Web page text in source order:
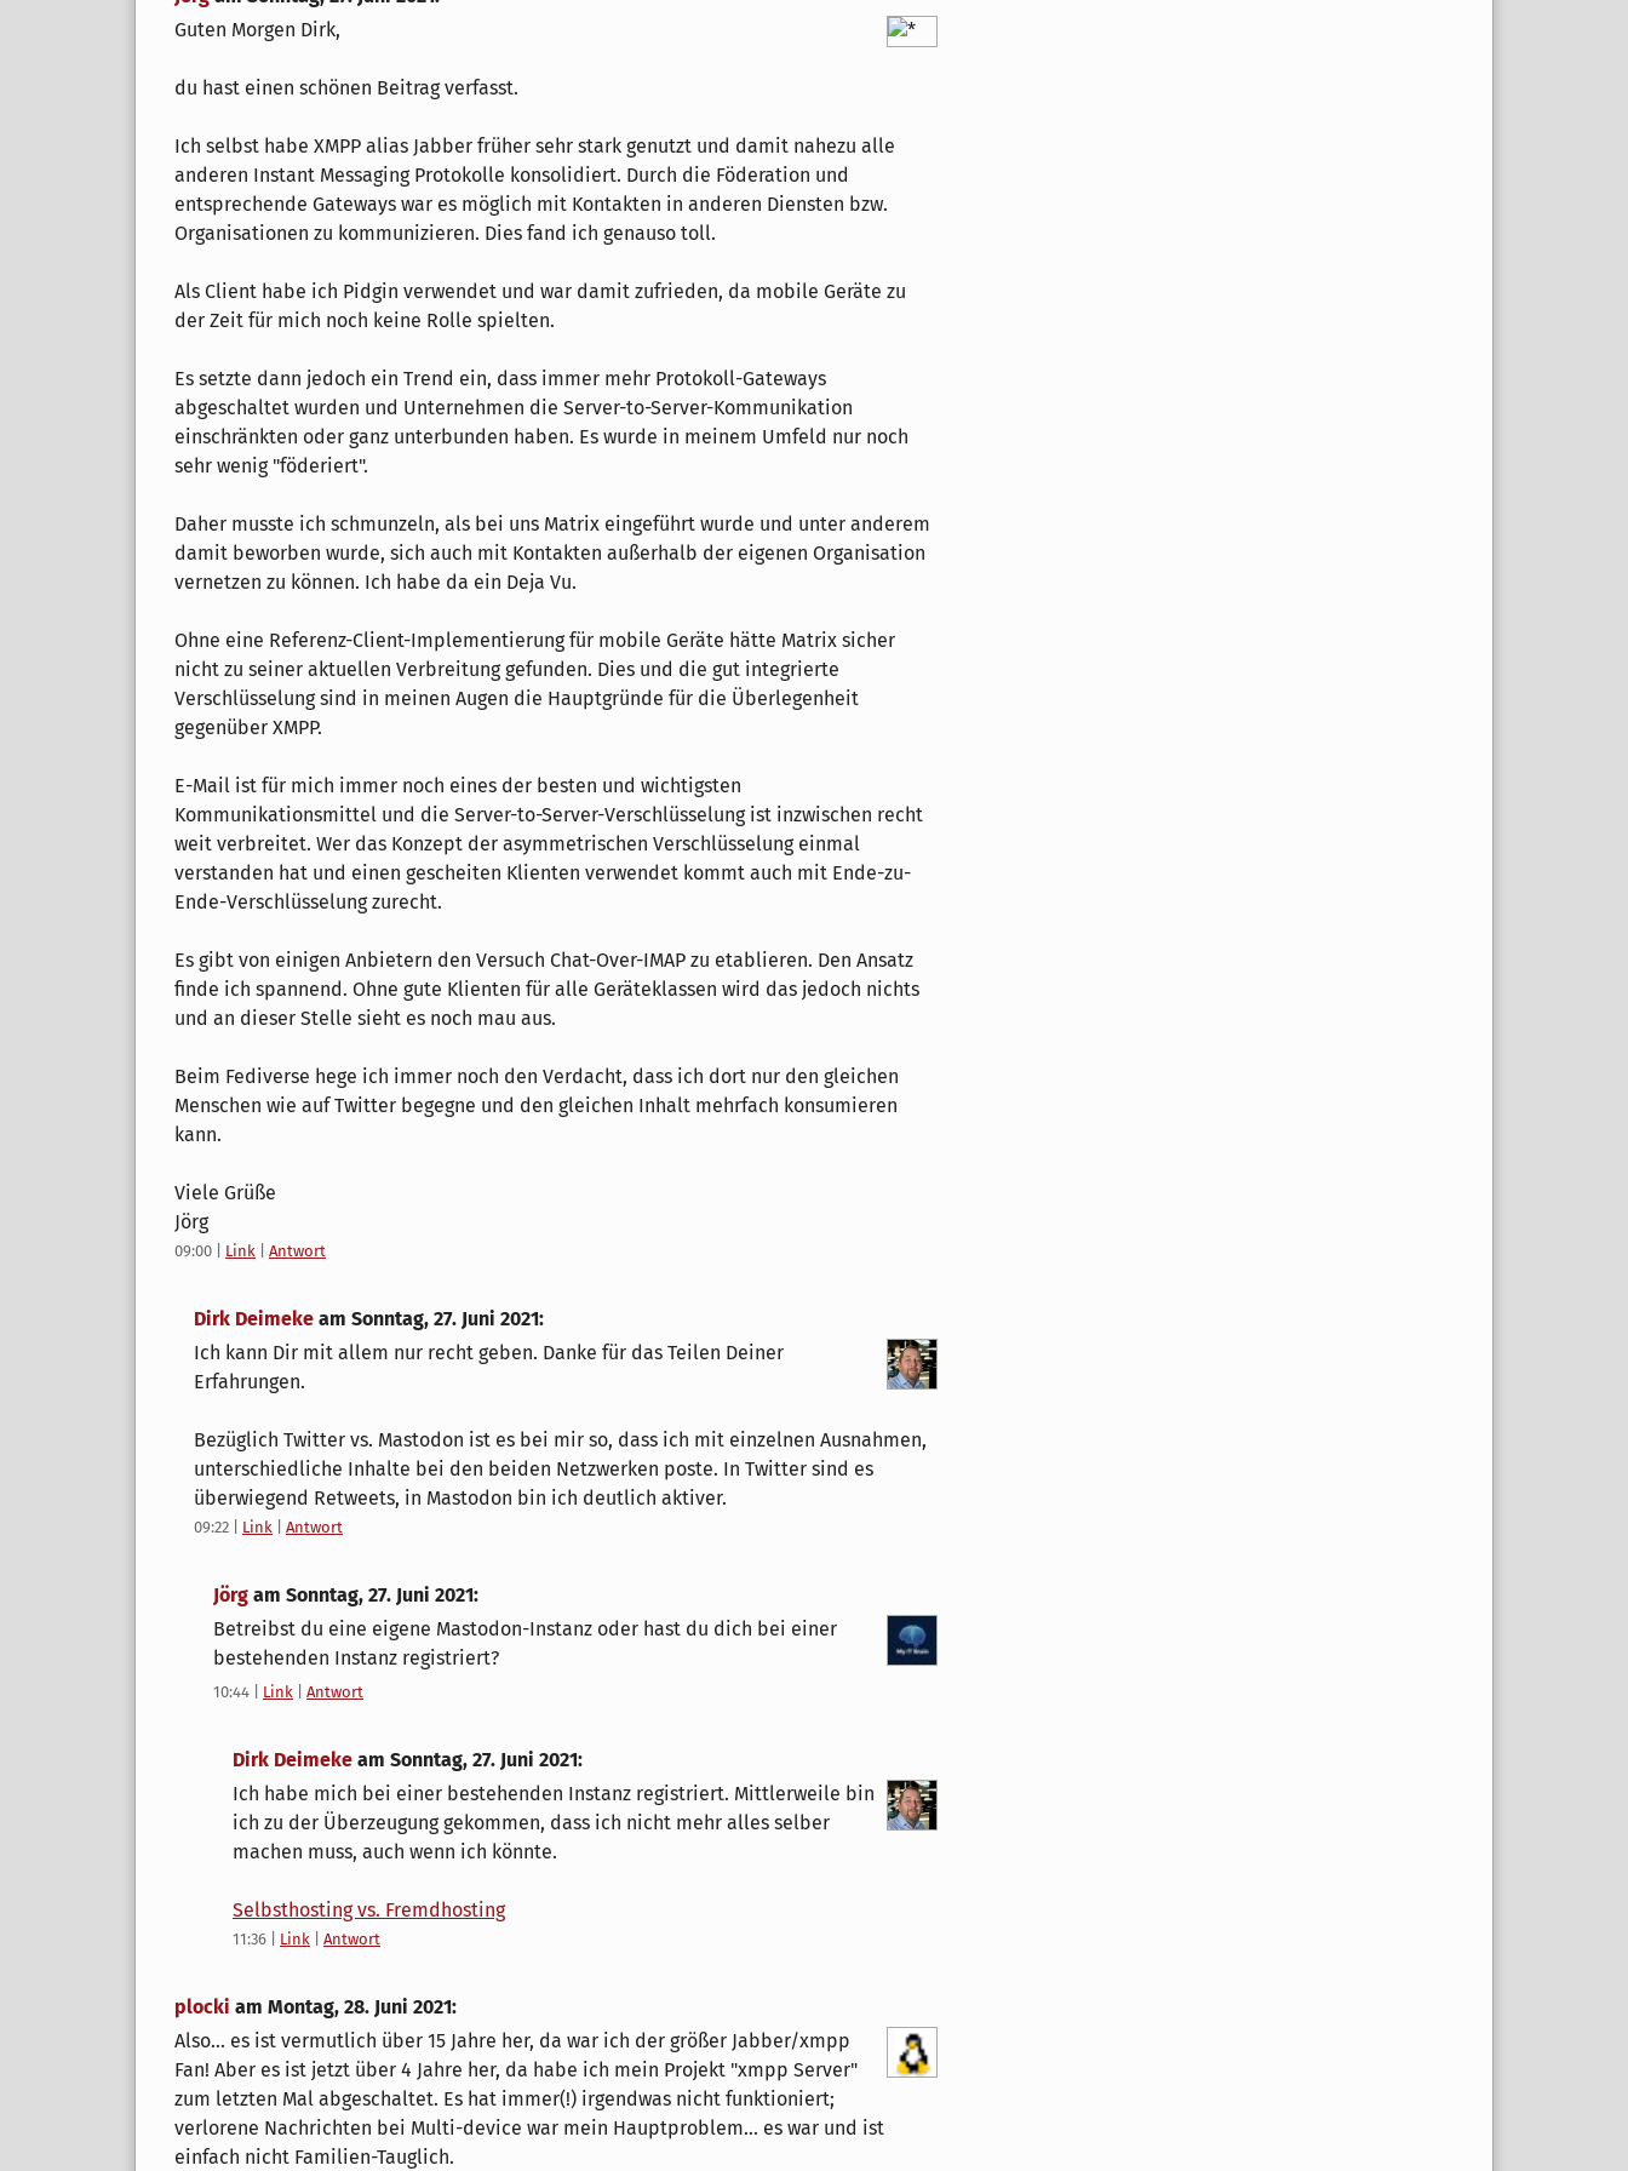
Guten Morgen Dirk,
du hast einen schönen Beitrag verfasst.
Ich selbst habe XMPP alias Jabber früher sehr stark genutzt und damit nahezu alle
anderen Instant Messaging Protokolle konsolidiert. Durch die Föderation und
entsprechende Gateways war es möglich mit Kontakten in anderen Diensten bzw.
Organisationen zu kommunizieren. Dies fand ich genauso toll.
Als Client habe ich Pidgin verwendet und war damit zufrieden, da mobile Geräte zu
der Zeit für mich noch keine Rolle spielten.
Es setzte dann jedoch ein Trend ein, dass immer mehr Protokoll-Gateways
abgeschaltet wurden und Unternehmen die Server-to-Server-Kommunikation
einschränkten oder ganz unterbunden haben. Es wurde in meinem Umfeld nur noch
sehr wenig "föderiert".
Daher musste ich schmunzeln, als bei uns Matrix eingeführt wurde und unter anderem
damit beworben wurde, sich auch mit Kontakten außerhalb der eigenen Organisation
vernetzen zu können. Ich habe da ein Deja Vu.
Ohne eine Referenz-Client-Implementierung für mobile Geräte hätte Matrix sicher
nicht zu seiner aktuellen Verbreitung gefunden. Dies und die gut integrierte
Verschlüsselung sind in meinen Augen die Hauptgründe für die Überlegenheit
gegenüber XMPP.
E-Mail ist für mich immer noch eines der besten und wichtigsten
Kommunikationsmittel und die Server-to-Server-Verschlüsselung ist inzwischen recht
weit verbreitet. Wer das Konzept der asymmetrischen Verschlüsselung einmal
verstanden hat und einen gescheiten Klienten verwendet kommt auch mit Ende-zu-
Ende-Verschlüsselung zurecht.
Es gibt von einigen Anbietern den Versuch Chat-Over-IMAP zu etablieren. Den Ansatz
finde ich spannend. Ohne gute Klienten für alle Geräteklassen wird das jedoch nichts
und an dieser Stelle sieht es noch mau aus.
Beim Fediverse hege ich immer noch den Verdacht, dass ich dort nur den gleichen
Menschen wie auf Twitter begegne und den gleichen Inhalt mehrfach konsumieren
kann.
Viele Grüße
Jörg
09:00 Link Antwort
Dirk Deimeke am Sonntag, 27. Juni 2021:
Ich kann Dir mit allem nur recht geben. Danke für das Teilen Deiner
Erfahrungen.
Bezüglich Twitter vs. Mastodon ist es bei mir so, dass ich mit einzelnen Ausnahmen,
unterschiedliche Inhalte bei den beiden Netzwerken poste. In Twitter sind es
überwiegend Retweets, in Mastodon bin ich deutlich aktiver.
09:22 Link Antwort
Jörg am Sonntag, 27. Juni 2021:
Betreibst du eine eigene Mastodon-Instanz oder hast du dich bei einer
bestehenden Instanz registriert?
10:44 Link Antwort
Dirk Deimeke am Sonntag, 27. Juni 2021:
Ich habe mich bei einer bestehenden Instanz registriert. Mittlerweile bin
ich zu der Überzeugung gekommen, dass ich nicht mehr alles selber
machen muss, auch wenn ich könnte.
Selbsthosting vs. Fremdhosting
11:36 Link Antwort
plocki am Montag, 28. Juni 2021:
Also... es ist vermutlich über 15 Jahre her, da war ich der größer Jabber/xmpp
Fan! Aber es ist jetzt über 4 Jahre her, da habe ich mein Projekt "xmpp Server"
zum letzten Mal abgeschaltet. Es hat immer(!) irgendwas nicht funktioniert;
verlorene Nachrichten bei Multi-device war mein Hauptproblem... es war und ist
einfach nicht Familien-Tauglich.